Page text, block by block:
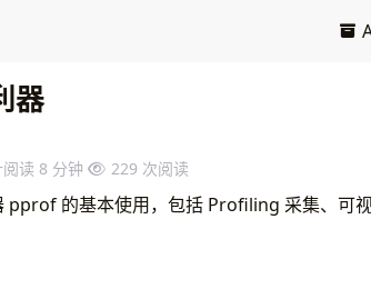
器
读 8 分钟 229 次阅读
pprof 的基本使用，包括 Profiling 采集、可